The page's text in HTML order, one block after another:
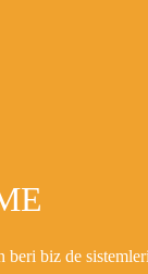
biz de